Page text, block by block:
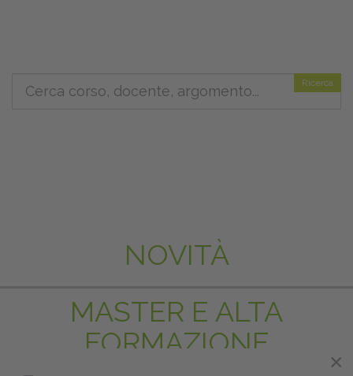
Ricerca
NOVITÀ
MASTER E ALTA
FORMAZIONE
×